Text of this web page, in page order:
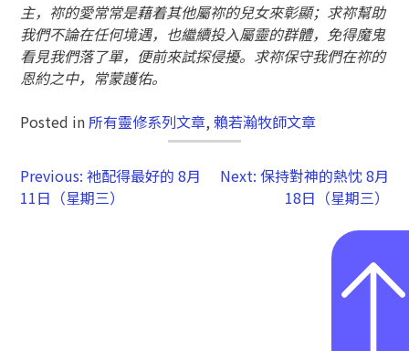
主，祢的愛常常是藉着其他屬祢的兒女來彰顯；求祢幫助
我們不論在任何境遇，也繼續投入屬靈的群體，免得魔鬼
看見我們落了單，便前來試探侵擾。求祢保守我們在祢的
恩約之中，常蒙護佑。
Posted in所有靈修系列文章,賴若瀚牧師文章
Previous: 祂配得最好的 8月
11日（星期三）
Next: 保持對神的熱忱 8月
18日（星期三）